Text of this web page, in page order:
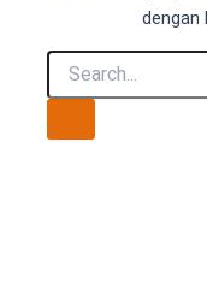
dengan
Cari
untuk: